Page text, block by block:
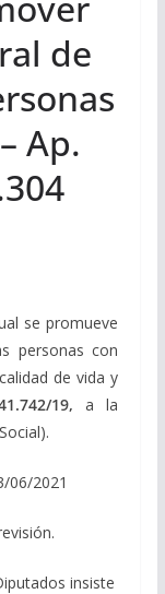
de
Ap.
se promueve
personas con
de vida y
19,a la
06/2021
insiste